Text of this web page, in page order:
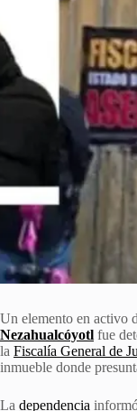
Un elemento en activo
Nezahualcóyotl fue
la Fiscalía General de
inmueble donde
La dependencia